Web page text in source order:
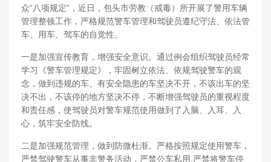
众“八项规定”，近日，包头市劳教（戒毒）所开展了警用车辆
管理整顿工作，严格规范警车管理和驾驶员遵纪守法、依法管
车、用车、驾车的自觉性。
一是加强宣传教育，增强安全意识。通过例会组织驾驶员经常
学习《警车管理规定》，牢固树立依法、依规驾驶警车的观
念，做到违规的车、有安全隐患的车坚决不开，不该出车的坚
决不出，不该停的地方坚决不停，不断增强驾驶员的重视程度
和责任感，使驾驶员对警车规范使用做到了入脑、入耳、入
心，筑牢安全防线。
二是加强规范管理，做到防微杜渐。严格按照规定使用警车，
严禁驾驶警车从事非警务活动，严禁公车私用,严禁将警车停